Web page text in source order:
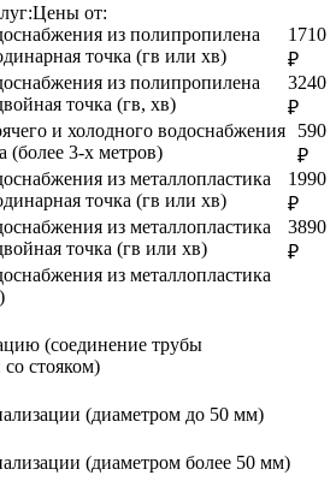
Цены от:
из полипропилена
точка (гв или хв)
1710
₽
из полипропилена
точка (гв, хв)
3240
₽
и холодного водоснабжения
(более 3-х метров)
590
₽
из металлопластика
точка (гв или хв)
1990
₽
из металлопластика
точка (гв или хв)
3890
₽
из металлопластика
(соединение трубы
стояком)
(диаметром до 50 мм)
(диаметром более 50 мм)